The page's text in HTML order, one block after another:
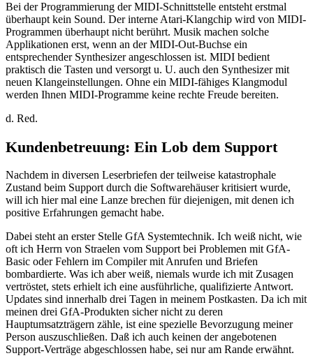
Bei der Programmierung der MIDI-Schnittstelle entsteht erstmal
überhaupt kein Sound. Der interne Atari-Klangchip wird von MIDI-
Programmen überhaupt nicht berührt. Musik machen solche
Applikationen erst, wenn an der MIDI-Out-Buchse ein
entsprechender Synthesizer angeschlossen ist. MIDI bedient
praktisch die Tasten und versorgt u. U. auch den Synthesizer mit
neuen Klangeinstellungen. Ohne ein MIDI-fähiges Klangmodul
werden Ihnen MIDI-Programme keine rechte Freude bereiten.
d. Red.
Kundenbetreuung: Ein Lob dem Support
Nachdem in diversen Leserbriefen der teilweise katastrophale
Zustand beim Support durch die Softwarehäuser kritisiert wurde,
will ich hier mal eine Lanze brechen für diejenigen, mit denen ich
positive Erfahrungen gemacht habe.
Dabei steht an erster Stelle GfA Systemtechnik. Ich weiß nicht, wie
oft ich Herrn von Straelen vom Support bei Problemen mit GfA-
Basic oder Fehlern im Compiler mit Anrufen und Briefen
bombardierte. Was ich aber weiß, niemals wurde ich mit Zusagen
vertröstet, stets erhielt ich eine ausführliche, qualifizierte Antwort.
Updates sind innerhalb drei Tagen in meinem Postkasten. Da ich mit
meinen drei GfA-Produkten sicher nicht zu deren
Hauptumsatzträgern zähle, ist eine spezielle Bevorzugung meiner
Person auszuschließen. Daß ich auch keinen der angebotenen
Support-Verträge abgeschlossen habe, sei nur am Rande erwähnt.